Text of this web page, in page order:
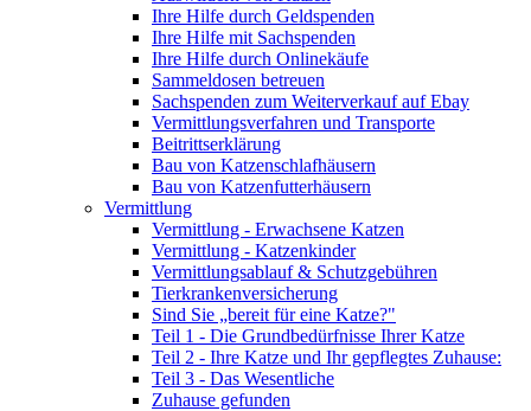
Ihre Hilfe durch Geldspenden
Ihre Hilfe mit Sachspenden
Ihre Hilfe durch Onlinekäufe
Sammeldosen betreuen
Sachspenden zum Weiterverkauf auf Ebay
Vermittlungsverfahren und Transporte
Beitrittserklärung
Bau von Katzenschlafhäusern
Bau von Katzenfutterhäusern
Vermittlung
Vermittlung - Erwachsene Katzen
Vermittlung - Katzenkinder
Vermittlungsablauf & Schutzgebühren
Tierkrankenversicherung
Sind Sie „bereit für eine Katze?"
Teil 1 - Die Grundbedürfnisse Ihrer Katze
Teil 2 - Ihre Katze und Ihr gepflegtes Zuhause:
Teil 3 - Das Wesentliche
Zuhause gefunden